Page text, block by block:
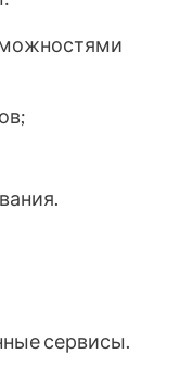
сервисы.